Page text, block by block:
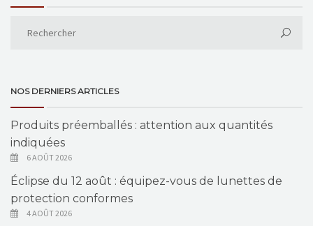
NOS DERNIERS ARTICLES
Produits préemballés : attention aux quantités
indiquées
6 AOÛT 2026
Éclipse du 12 août : équipez-vous de lunettes de
protection conformes
4 AOÛT 2026